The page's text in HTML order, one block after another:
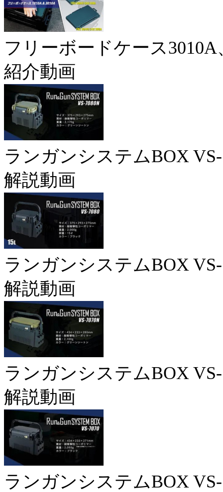
フリーボードケース3010A
紹介動画
ランガンシステムBOX
解説動画
ランガンシステムBOX
解説動画
ランガンシステムBOX
解説動画
ランガンシステムBOX